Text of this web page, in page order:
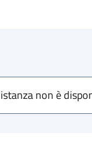
non è